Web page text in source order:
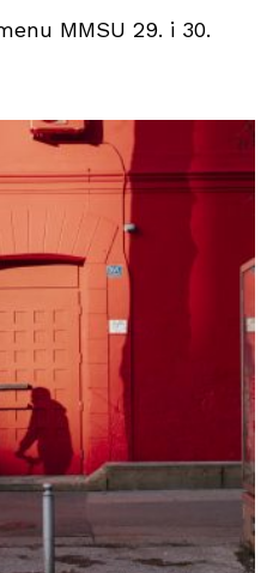
MMSU 29. i 30.